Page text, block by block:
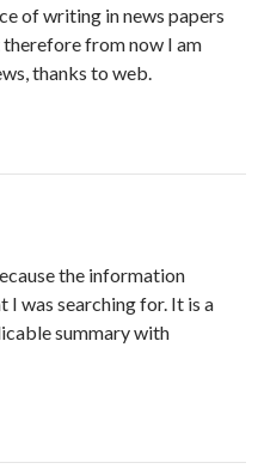
of writing in news papers
therefore from now I am
thanks to web.
the information
I was searching for. It is a
summary with